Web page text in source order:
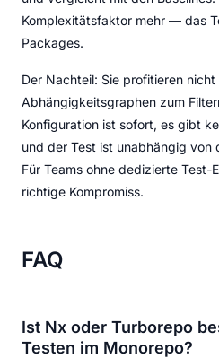
Komplexitätsfaktor mehr — das
Packages.
Der Nachteil: Sie profitieren nicht
Abhängigkeitsgraphen zum
Konfiguration ist sofort, es gibt
und der Test ist unabhängig von
Für Teams ohne dedizierte
richtige Kompromiss.
FAQ
Ist Nx oder Turborepo
Testen im Monorepo?